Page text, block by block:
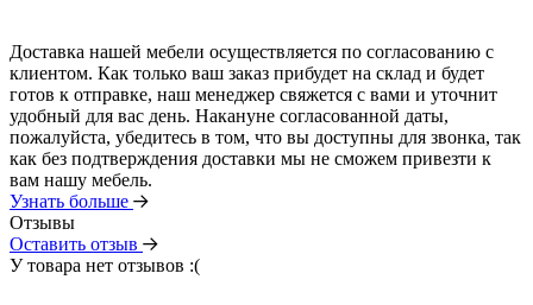
Доставка нашей мебели осуществляется по согласованию с
клиентом. Как только ваш заказ прибудет на склад и будет
готов к отправке, наш менеджер свяжется с вами и уточнит
удобный для вас день. Накануне согласованной даты,
пожалуйста, убедитесь в том, что вы доступны для звонка, так
как без подтверждения доставки мы не сможем привезти к
вам нашу мебель.
Узнать больше
Отзывы
Оставить отзыв
У товара нет отзывов :(